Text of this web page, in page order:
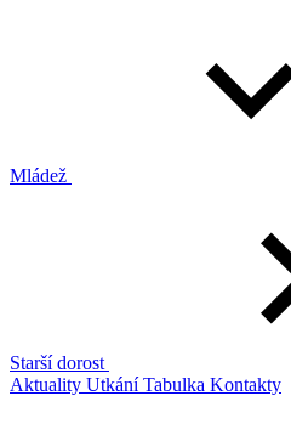
Mládež
Starší dorost
Aktuality UtkáníTabulka Kontakty